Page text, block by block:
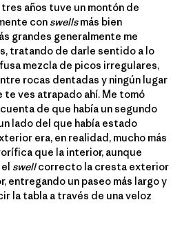
años tuve un montón de
con swellsmás bien
grandes generalmente me
tratando de darle sentido a lo
mezcla de picos irregulares,
rocas dentadas y ningún lugar
te ves atrapado ahí. Me tomó
de que había un segundo
lado del que había estado
era, en realidad, mucho más
que la interior, aunque
swellcorrecto la cresta exterior
entregando un paseo más largo y
la tabla a través de una veloz